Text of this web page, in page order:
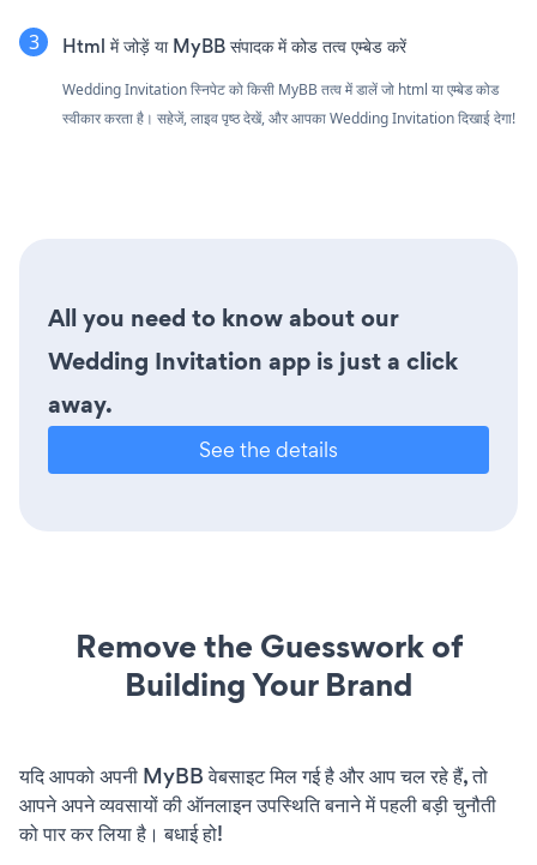
Html में जोड़ें या MyBB संपादक में कोड तत्व एम्बेड करें
Wedding Invitation स्निपेट को किसी MyBB तत्व में डालें जो html या एम्बेड कोड
स्वीकार करता है। सहेजें, लाइव पृष्ठ देखें, और आपका Wedding Invitation दिखाई देगा!
All you need to know about our
Wedding Invitation app is just a click
away.
See the details
Remove the Guesswork of
Building Your Brand
यदि आपको अपनी MyBB वेबसाइट मिल गई है और आप चल रहे हैं, तो
आपने अपने व्यवसायों की ऑनलाइन उपस्थिति बनाने में पहली बड़ी चुनौती
को पार कर लिया है। बधाई हो!